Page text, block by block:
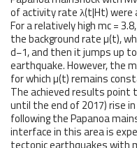
of activity rate λ(t|Ht) were
For a relatively high mc =
the background rate µ(t),
d−1, and then it jumps up
earthquake. However, the
for which µ(t) remains
The achieved results point
until the end of 2017) rise
following the Papanoa
interface in this area is